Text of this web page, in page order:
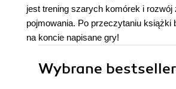
jest trening szarych komórek i rozwój
pojmowania. Po przeczytaniu książki
na koncie napisane gry!
Wybrane